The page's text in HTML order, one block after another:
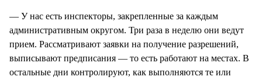
— У нас есть инспекторы, закрепленные за каждым
административным округом. Три раза в неделю они ведут
прием. Рассматривают заявки на получение разрешений,
выписывают предписания — то есть работают на местах. В
остальные дни контролируют, как выполняются те или